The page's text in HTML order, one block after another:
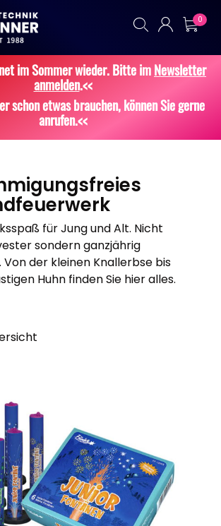
0
im Sommer wieder. Bitte imNewsletter
anmelden.<<
schon etwas brauchen, können Sie gerne
anrufen.<<
für Jung und Alt. Nicht
sondern ganzjährig
der kleinen Knallerbse bis
Huhn finden Sie hier alles.